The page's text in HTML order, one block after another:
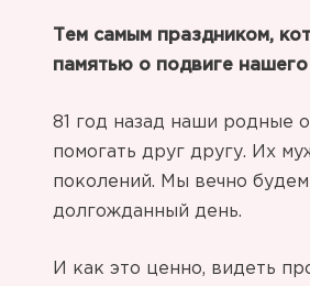
Тем самым праздником,
памятью о подвиге
81 год назад наши родные
помогать друг другу. Их
поколений. Мы вечно
долгожданный день.
И как это ценно, видеть